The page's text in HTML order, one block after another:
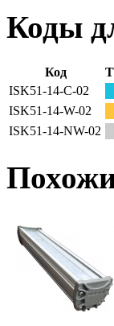
Коды
Код
ISK51-14-C-02
ISK51-14-W-02
ISK51-14-NW-02